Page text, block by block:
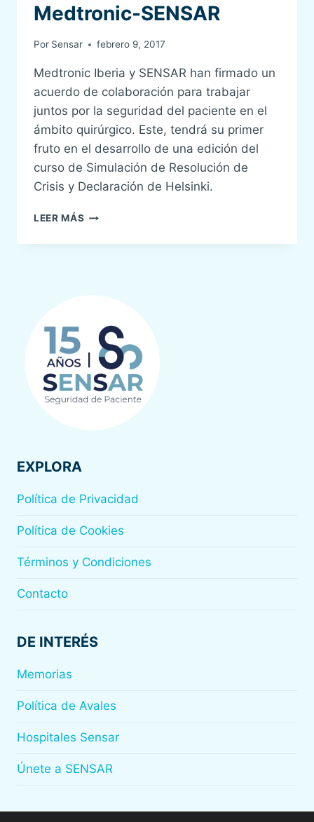
COLABORACIÓN
MEDTRONIC
Medtronic-SENSAR
Por Sensar febrero 9, 2017
Medtronic Iberia y SENSAR han firmado un
acuerdo de colaboración para trabajar
juntos por la seguridad del paciente en el
ámbito quirúrgico. Este, tendrá su primer
fruto en el desarrollo de una edición del
curso de Simulación de Resolución de
Crisis y Declaración de Helsinki.
LEER MÁS ACUERDO
COLABORACIÓN
EXPLORA
Política de Privacidad
Política de Cookies
Términos y Condiciones
Contacto
DE INTERÉS
Memorias
Política de Avales
Hospitales Sensar
Únete a SENSAR